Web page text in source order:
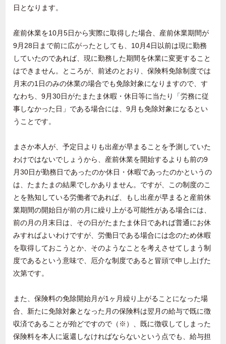
日となります。
産前休業を10月5日から実際に取得した場合、産前休業期間が
9月28日まで前に広がったとしても、10月4日以前は現に勤務
していたのであれば、現に勤務した期間を休業に変更すること
はできません。ところが、前述のとおり、保険料免除制度では
月末の1日のみの休業の場合でも免除対象になりますので、す
なわち、9月30日がたまたま休暇・休日等に当たり「労務に従
事しなかった日」である場合には、9月も免除対象になるとい
うことです。
まさか本人が、予定日よりも出産が早まることを予測していた
わけではないでしょうから、産前休業を開始するよりも前の9
月30日が勤務日であったのか休日・休暇であったのかというの
は、たまたまの結果でしかありません。ですが、この制度のこ
とを熟知している労働者であれば、もし出産が早まると産前休
業期間の開始日が前の月に繰り上がる可能性がある場合には、
前の月の月末日は、その日がたまたま休日であれば普通にお休
みすればよいわけですが、労働日である場合には念のため休暇
を取得しておこうとか、そのようなことを考えさせてしまう制
度であるという意味で、厄介な制度であると冒頭で申し上げた
次第です。
また、保険料の免除開始月が1ヶ月繰り上がることになった場
合、新たに免除対象となった月の保険料は翌月の給与で既に徴
収済であることが殆どですので（※）、既に徴収してしまった
保険料を本人に返還しなければならないという点でも、給与担